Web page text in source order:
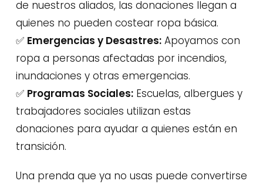
de nuestros aliados, las donaciones llegan a
quienes no pueden costear ropa básica.
✅ Emergencias y Desastres:Apoyamos con
ropa a personas afectadas por incendios,
inundaciones y otras emergencias.
✅ Programas Sociales:Escuelas, albergues y
trabajadores sociales utilizan estas
donaciones para ayudar a quienes están en
transición.
Una prenda que ya no usas puede convertirse